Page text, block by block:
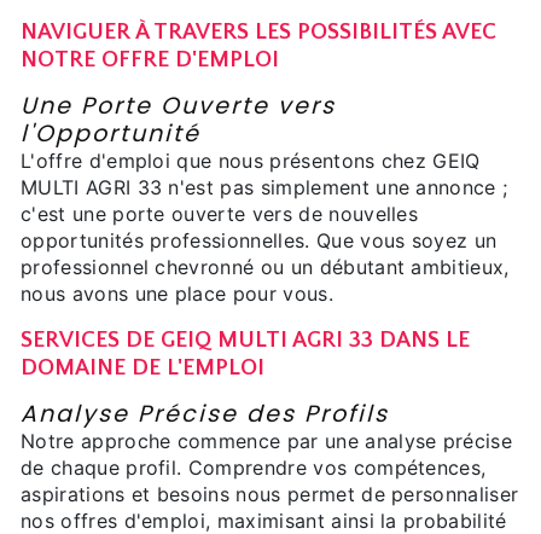
NAVIGUER À TRAVERS LES POSSIBILITÉS AVEC
NOTRE OFFRE D'EMPLOI
Une Porte Ouverte vers
l'Opportunité
L'offre d'emploi que nous présentons chez GEIQ
MULTI AGRI 33 n'est pas simplement une annonce ;
c'est une porte ouverte vers de nouvelles
opportunités professionnelles. Que vous soyez un
professionnel chevronné ou un débutant ambitieux,
nous avons une place pour vous.
SERVICES DE GEIQ MULTI AGRI 33 DANS LE
DOMAINE DE L'EMPLOI
Analyse Précise des Profils
Notre approche commence par une analyse précise
de chaque profil. Comprendre vos compétences,
aspirations et besoins nous permet de personnaliser
nos offres d'emploi, maximisant ainsi la probabilité